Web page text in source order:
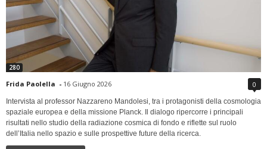
280
Frida Paolella - 16 Giugno 2026 0
Intervista al professor Nazzareno Mandolesi, tra i protagonisti della cosmologia
spaziale europea e della missione Planck. Il dialogo ripercorre i principali
risultati nello studio della radiazione cosmica di fondo e riflette sul ruolo
dell’Italia nello spazio e sulle prospettive future della ricerca.